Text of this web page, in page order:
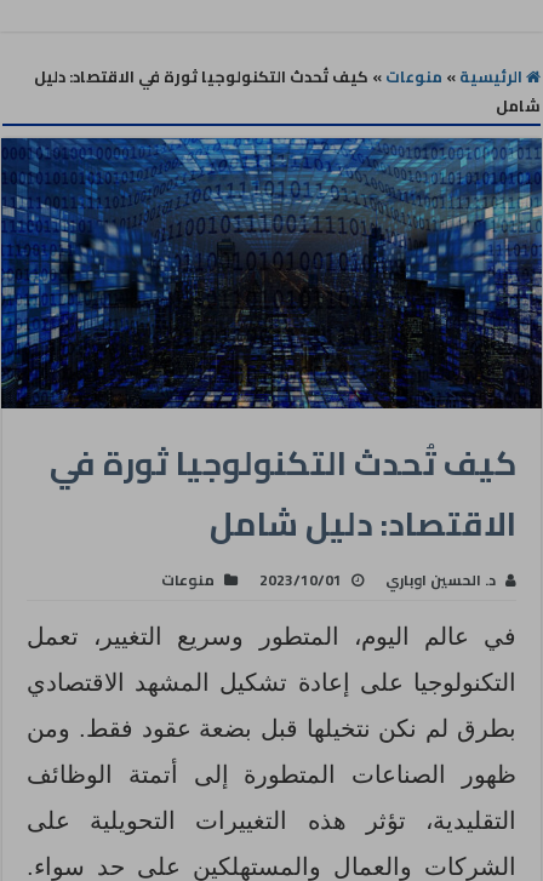
الرئيسية» منوعات» كيف تُحدث التكنولوجيا ثورة في الاقتصاد: دليل
شامل
كيف تُحدث التكنولوجيا ثورة في
الاقتصاد: دليل شامل
د. الحسين اوباري 2023/10/01 منوعات
في عالم اليوم، المتطور وسريع التغيير، تعمل
التكنولوجيا على إعادة تشكيل المشهد الاقتصادي
بطرق لم نكن نتخيلها قبل بضعة عقود فقط. ومن
ظهور الصناعات المتطورة إلى أتمتة الوظائف
التقليدية، تؤثر هذه التغييرات التحويلية على
الشركات والعمال والمستهلكين على حد سواء.